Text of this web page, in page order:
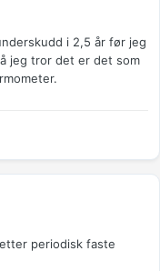
i 2,5 år før jeg
jeg tror det er det som
periodisk faste